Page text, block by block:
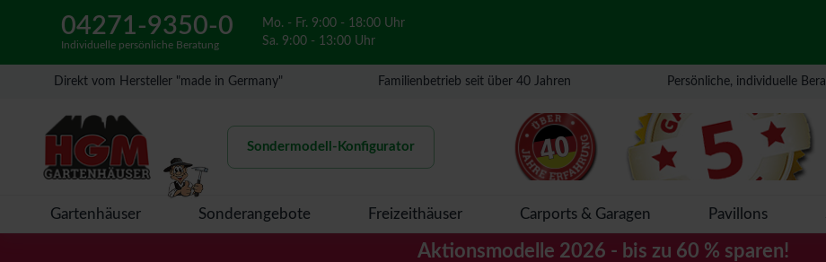
04271-9350-0
Individuelle persönliche Beratung
Mo. - Fr. 9:00 - 18:00 Uhr
Sa. 9:00 - 13:00 Uhr
Direkt vom Hersteller "made in Germany" Familienbetrieb seit über 40 Jahren Persönliche, individuelle
Sondermodell-Konfigurator
Gartenhäuser Sonderangebote Freizeithäuser Carports & Garagen Pavillons
Aktionsmodelle 2026 - bis zu 60 % sparen!